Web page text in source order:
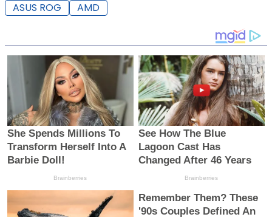
ASUS ROG
AMD